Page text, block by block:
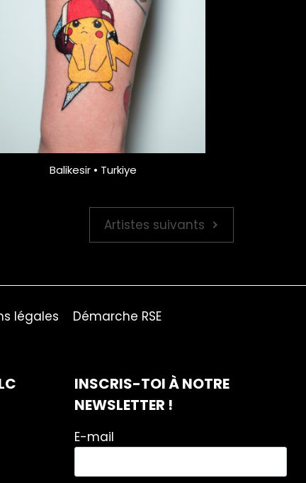
Balikesir • Turkiye
Artistes suivants
légales Démarche RSE
INSCRIS-TOI À NOTRE
NEWSLETTER !
E-mail